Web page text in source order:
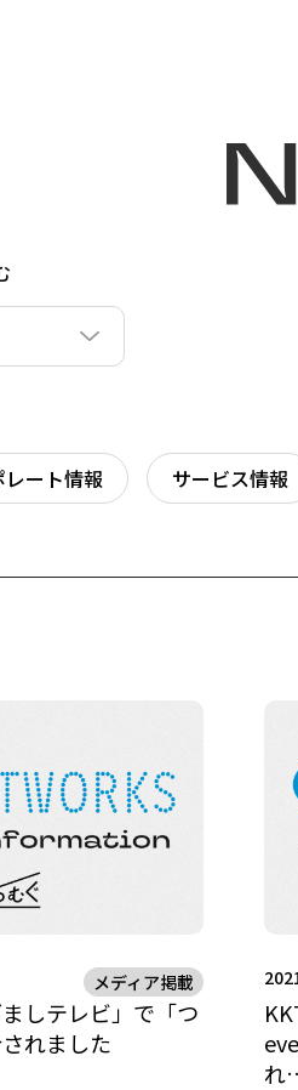
レート情報 サービス情報
メディア掲載
しテレビ」で「つ
れました
れ